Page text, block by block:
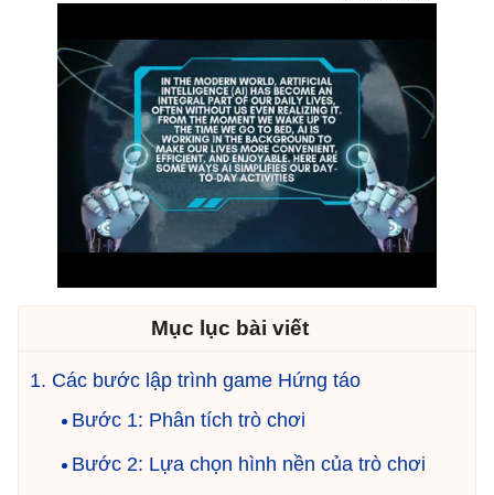
Mục lục bài viết
Các bước lập trình game Hứng táo
Bước 1: Phân tích trò chơi
Bước 2: Lựa chọn hình nền của trò chơi